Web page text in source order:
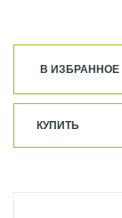
В ИЗБРАННОЕ
КУПИТЬ